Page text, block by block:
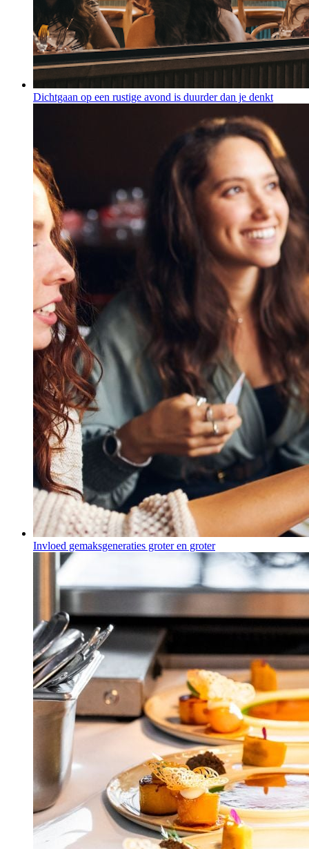
Dichtgaan op een rustige avond is duurder dan je denkt
Invloed gemaksgeneraties groter en groter